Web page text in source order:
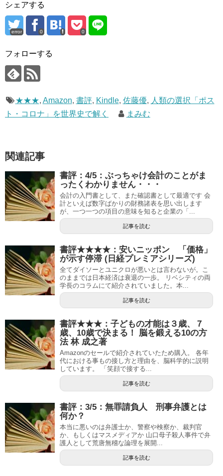
シェアする
error 0 0
フォローする
★★★, Amazon, 書評, Kindle, 佐藤優, 人類の選択「ポス
ト・コロナ」を世界史で解く
まみむ
関連記事
書評：4/5：ぶっちゃけ会計のことがま
ったくわかりません・・・
会計の入門書として、また確認書として最適です 会
計といえば数字ばかりの財務諸表を思い出します
が、一つ一つの項目の意味を知ると企業の「...
記事を読む
書評★★★★：安いニッポン 「価格」
が示す停滞 (日経プレミアシリーズ)
全てダイソーとユニクロが悪いとは言わないが。こ
のままでは日本経済は衰退の一歩。 リベシティの両
学長のコラムにて紹介されていました。本...
記事を読む
書評★★★：子どもの才能は３歳、７
歳、10歳で決まる！ 脳を鍛える10の方
法 林 成之著
Amazonのセールで紹介されていたため購入。 各年
代における事もの接し方と理由を、脳科学的に説明
しています。 「笑顔で接する...
記事を読む
書評：3/5：無罪請負人 刑事弁護とは
何か？
本当に悪いのは弁護士か、警察や検察か、裁判官
か、もしくはマスメディアか 山口母子殺人事件で弁
護人として荒唐無稽な論理を展開...
記事を読む